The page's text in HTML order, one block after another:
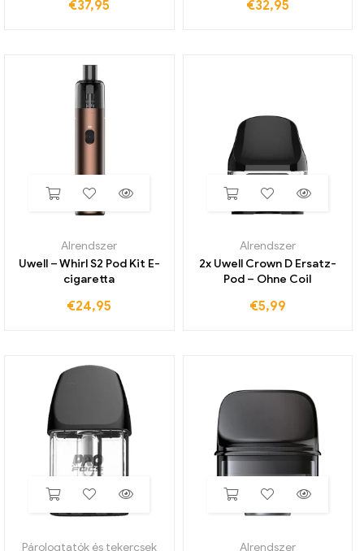
€37,95 €32,95
Alrendszer
Uwell – Whirl S2 Pod Kit E-
cigaretta
€24,95
Alrendszer
2x Uwell Crown D Ersatz-
Pod – Ohne Coil
€5,99
Párologtatók és tekercsek
Alrendszer